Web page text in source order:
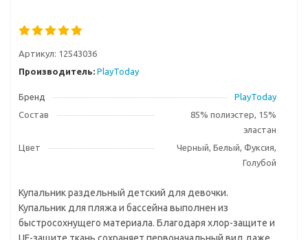
Артикул: 12543036
Производитель: PlayToday
Бренд
PlayToday
Состав
85% полиэстер, 15%
эластан
Цвет
Черный, Белый, Фуксия,
Голубой
Купальник раздельный детский для девочки.
Купальник для пляжа и бассейна выполнен из
быстросохнущего материала. Благодаря хлор-защите и